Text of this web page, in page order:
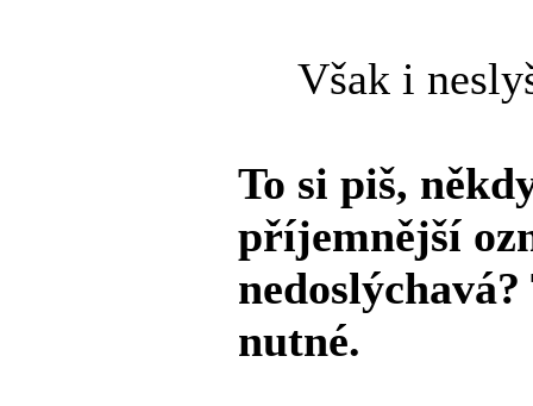
Však i
To si piš,
příjemnější
nutné.